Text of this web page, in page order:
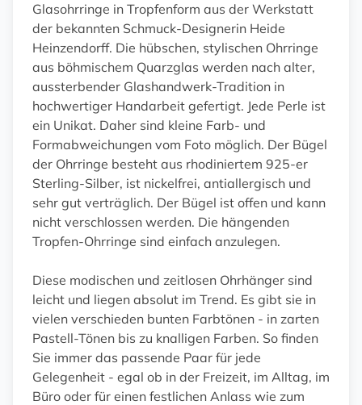
Glasohrringe in Tropfenform aus der Werkstatt
der bekannten Schmuck-Designerin Heide
Heinzendorff. Die hübschen, stylischen Ohrringe
aus böhmischem Quarzglas werden nach alter,
aussterbender Glashandwerk-Tradition in
hochwertiger Handarbeit gefertigt. Jede Perle ist
ein Unikat. Daher sind kleine Farb- und
Formabweichungen vom Foto möglich. Der Bügel
der Ohrringe besteht aus rhodiniertem 925-er
Sterling-Silber, ist nickelfrei, antiallergisch und
sehr gut verträglich. Der Bügel ist offen und kann
nicht verschlossen werden. Die hängenden
Tropfen-Ohrringe sind einfach anzulegen.
Diese modischen und zeitlosen Ohrhänger sind
leicht und liegen absolut im Trend. Es gibt sie in
vielen verschieden bunten Farbtönen - in zarten
Pastell-Tönen bis zu knalligen Farben. So finden
Sie immer das passende Paar für jede
Gelegenheit - egal ob in der Freizeit, im Alltag, im
Büro oder für einen festlichen Anlass wie zum